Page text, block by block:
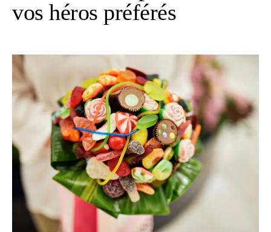
vos héros préférés